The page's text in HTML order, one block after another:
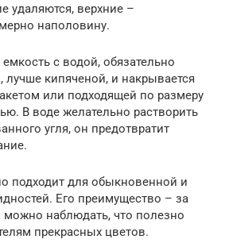
удаляются, верхние –
наполовину.
с водой, обязательно
лучше кипяченой, и накрывается
или подходящей по размеру
В воде желательно растворить
угля, он предотвратит
подходит для обыкновенной и
Его преимущество – за
можно наблюдать, что полезно
прекрасных цветов.